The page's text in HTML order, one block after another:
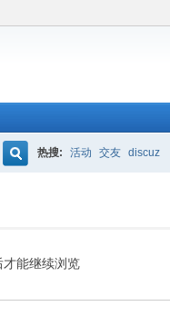
索
热搜: 活动 交友 discuz
才能继续浏览